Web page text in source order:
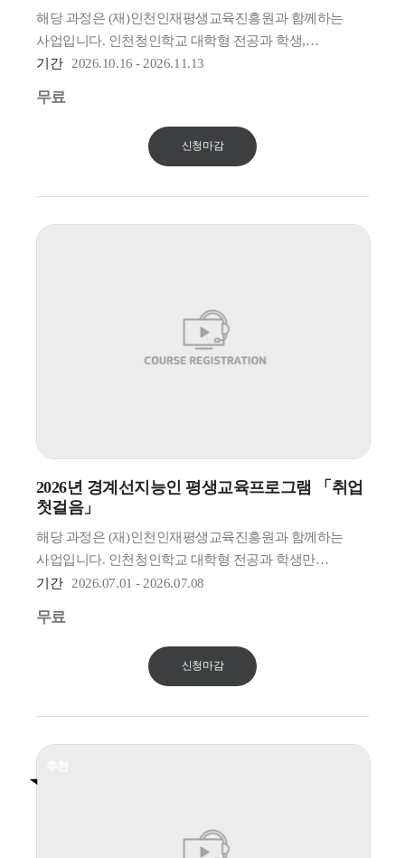
해당 과정은 (재)인천인재평생교육진흥원과 함께하는
사업입니다. 인천청인학교 대학형 전공과 학생,
경계선지능인만 수강신청 가능합니다.
예정입니다. (경계선 지능인 여부 확인)
기간 2026.10.16 - 2026.11.13
무료
신청마감
2026년 경계선지능인 평생교육프로그램 「취업
첫걸음」
해당 과정은 (재)인천인재평생교육진흥원과 함께하는
사업입니다. 인천청인학교 대학형 전공과 학생만
수강신청 가능합니다.
예정입니다. (경계선 지능인 여부 확인)
기간 2026.07.01 - 2026.07.08
무료
신청마감